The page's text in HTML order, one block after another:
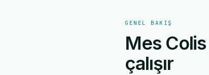
GENEL BAKIŞ
Mes
çalışır